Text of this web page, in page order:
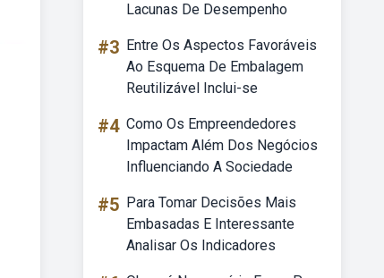
Lacunas De Desempenho
#3 Entre Os Aspectos Favoráveis
Ao Esquema De Embalagem
Reutilizável Inclui-se
#4 Como Os Empreendedores
Impactam Além Dos Negócios
Influenciando A Sociedade
#5 Para Tomar Decisões Mais
Embasadas E Interessante
Analisar Os Indicadores